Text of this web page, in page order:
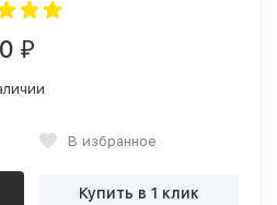
₽
В избранное
Купить в 1 клик